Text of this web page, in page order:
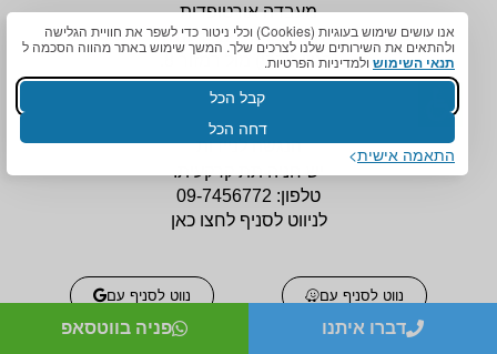
אנו עושים שימוש בעוגיות (Cookies) וכלי ניטור כדי לשפר את חוויית הגלישה
ולהתאים את השירותים שלנו לצרכים שלך. המשך שימוש באתר מהווה הסכמה ל
תנאי השימוש ולמדיניות הפרטיות.
קבל הכל
דחה הכל
התאמה אישית
מעבדה אורטופדית
רחוב אחוזה 124, רעננה
(בנייןמכבי) מול רמזור 8.
הנגשה לניידות
יש חניה תת קרקעית.
טלפון: 09-7456772
לניווט לסניף לחצו כאן
נווט לסניף עם נווט לסניף עם
דברו איתנו פניה בווטסאפ